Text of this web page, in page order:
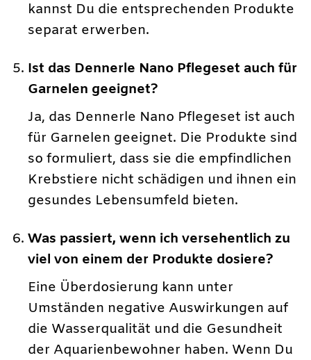
kannst Du die entsprechenden Produkte
separat erwerben.
Ist das Dennerle Nano Pflegeset auch für
Garnelen geeignet?
Ja, das Dennerle Nano Pflegeset ist auch
für Garnelen geeignet. Die Produkte sind
so formuliert, dass sie die empfindlichen
Krebstiere nicht schädigen und ihnen ein
gesundes Lebensumfeld bieten.
Was passiert, wenn ich versehentlich zu
viel von einem der Produkte dosiere?
Eine Überdosierung kann unter
Umständen negative Auswirkungen auf
die Wasserqualität und die Gesundheit
der Aquarienbewohner haben. Wenn Du